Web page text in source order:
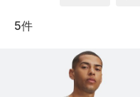
5件